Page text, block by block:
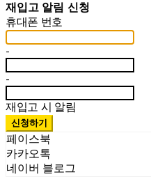
재입고 알림 신청
휴대폰 번호
-
-
재입고 시 알림
신청하기
페이스북
카카오톡
네이버 블로그